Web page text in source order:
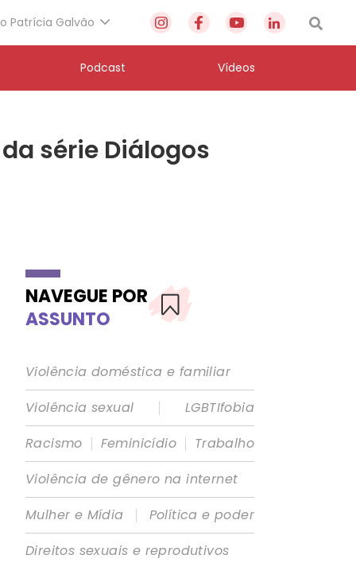
Patrícia Galvão
Podcast Vídeos
série Diálogos
NAVEGUE POR
ASSUNTO
Violência doméstica e familiar
Violência sexual
|
LGBTIfobia
Racismo | Feminicídio | Trabalho
Violência de gênero na internet
Mulher e Mídia
|
Política e poder
Direitos sexuais e reprodutivos